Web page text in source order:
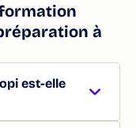
à
est-elle